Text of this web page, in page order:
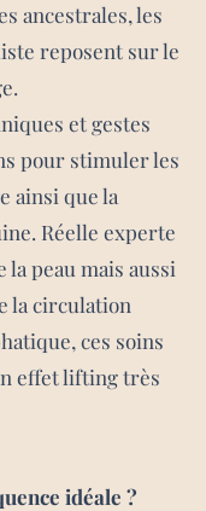
ancestrales, les
reposent sur le
et gestes
pour stimuler les
ainsi que la
Réelle experte
peau mais aussi
la circulation
ue, ces soins
effet lifting très
idéale ?